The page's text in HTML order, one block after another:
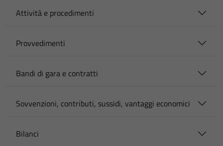
Attività e procedimenti
Provvedimenti
Bandi di gara e contratti
Sovvenzioni, contributi, sussidi, vantaggi economici
Bilanci